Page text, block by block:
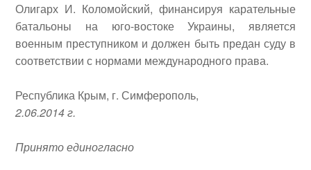
Олигарх И. Коломойский, финансируя карательные
батальоны на юго-востоке Украины, является
военным преступником и должен быть предан суду в
соответствии с нормами международного права.
Республика Крым, г. Симферополь,
2.06.2014 г.
Принято единогласно